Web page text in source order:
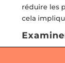
réduire les
cela